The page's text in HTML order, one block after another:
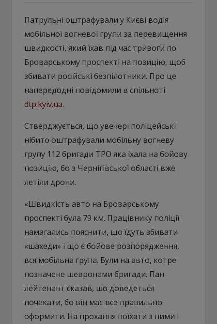
Патрульні оштрафували у Києві водія
мобільної вогневої групи за перевищення
швидкості, який їхав під час тривоги по
Броварському проспекті на позицію, щоб
збивати російські безпілотники. Про це
напередодні повідомили в спільноті
dtp.kyiv.ua.
Стверджується, що увечері поліцейські
нібито оштрафували мобільну вогневу
групу 112 бригади ТРО яка їхала на бойову
позицію, бо з Чернігівської області вже
летіли дрони.
«Швидкість авто на Броварському
проспекті була 79 км. Працівнику поліції
намагались пояснити, що їдуть збивати
«шахеди» і що є бойове розпорядження,
вся мобільна група. Були на авто, котре
позначене шевронами бригади. Пан
лейтенант сказав, шо доведеться
почекати, бо він має все правильно
оформити. На прохання поїхати з ними і